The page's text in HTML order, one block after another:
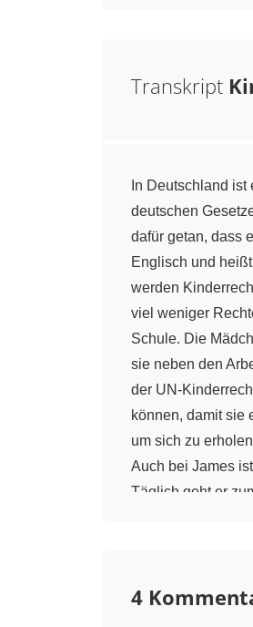
Transkript
In Deutschland
deutschen
dafür getan, dass
Englisch und
werden
viel weniger
Schule. Die
sie neben den
der UN-
können, damit sie
um sich zu
Auch bei James
Täglich geht er
gibt es immer
4